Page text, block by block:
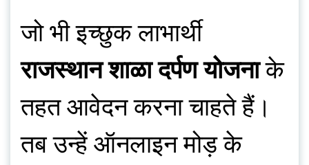
जो भी इच्छुक लाभार्थी
राजस्थान शाळा दर्पण योजनाके
तहत आवेदन करना चाहते हैं।
तब उन्हें ऑनलाइन मोड़ के